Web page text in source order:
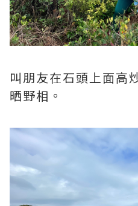
叫朋友在石頭上面高
晒野相。